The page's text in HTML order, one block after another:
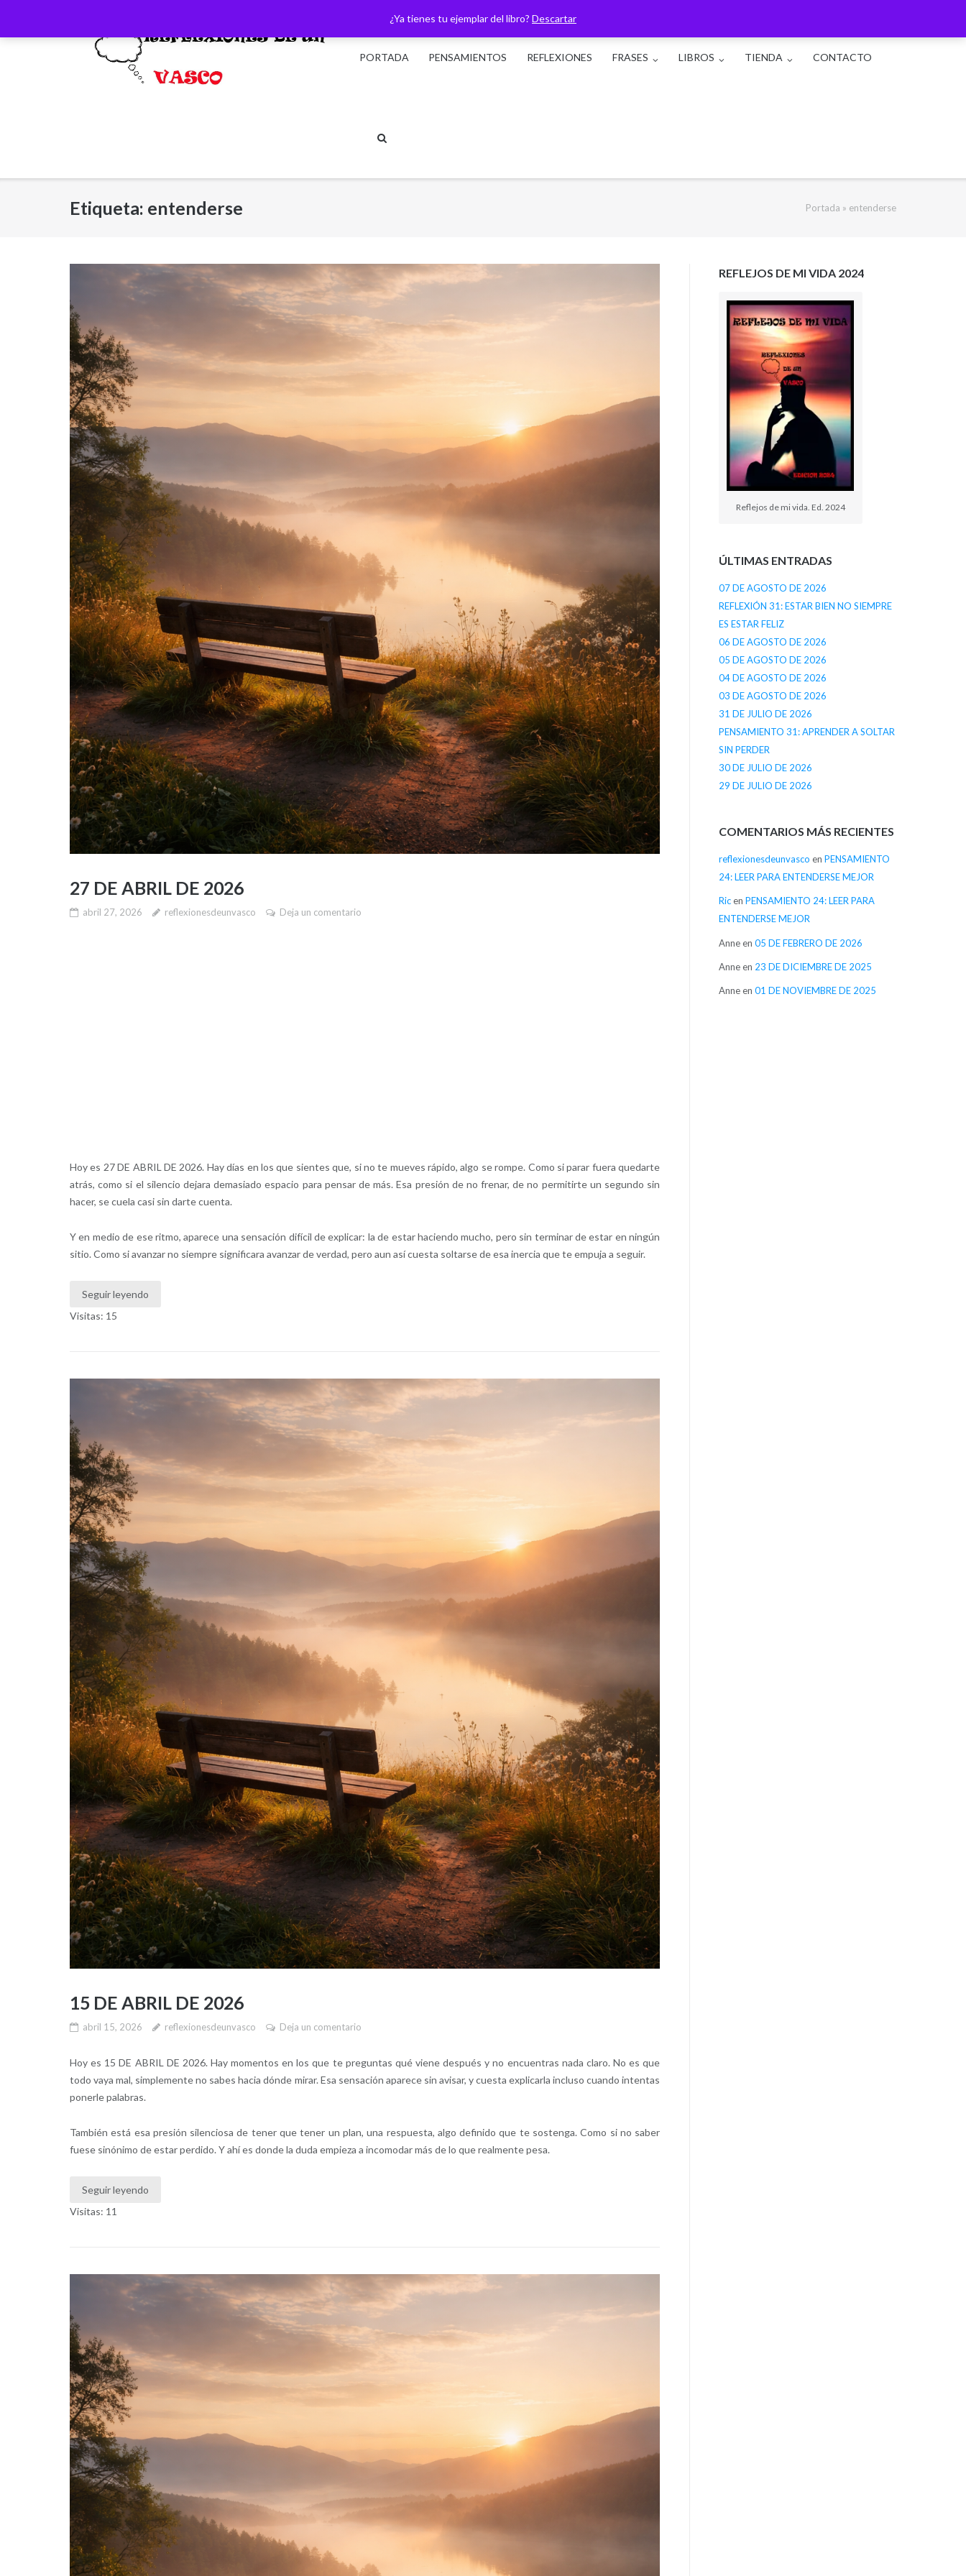
¿Ya tienes tu ejemplar del libro? Descartar
PORTADA
PENSAMIENTOS REFLEXIONES FRASES LIBROS TIENDA CONTACTO
Etiqueta: entenderse Portada » entenderse
27 DE ABRIL DE 2026
abril 27, 2026 reflexionesdeunvasco Deja un comentario
Hoy es 27 DE ABRIL DE 2026. Hay días en los que sientes que, si no te mueves rápido, algo se rompe. Como si parar fuera quedarte
atrás, como si el silencio dejara demasiado espacio para pensar de más. Esa presión de no frenar, de no permitirte un segundo sin
hacer, se cuela casi sin darte cuenta.
Y en medio de ese ritmo, aparece una sensación difícil de explicar: la de estar haciendo mucho, pero sin terminar de estar en ningún
sitio. Como si avanzar no siempre significara avanzar de verdad, pero aun así cuesta soltarse de esa inercia que te empuja a seguir.
Seguir leyendo
Visitas: 15
15 DE ABRIL DE 2026
abril 15, 2026 reflexionesdeunvasco Deja un comentario
Hoy es 15 DE ABRIL DE 2026. Hay momentos en los que te preguntas qué viene después y no encuentras nada claro. No es que
todo vaya mal, simplemente no sabes hacia dónde mirar. Esa sensación aparece sin avisar, y cuesta explicarla incluso cuando intentas
ponerle palabras.
También está esa presión silenciosa de tener que tener un plan, una respuesta, algo definido que te sostenga. Como si no saber
fuese sinónimo de estar perdido. Y ahí es donde la duda empieza a incomodar más de lo que realmente pesa.
Seguir leyendo
Visitas: 11
REFLEJOS DE MI VIDA 2024
Reflejos de mi vida. Ed. 2024
ÚLTIMAS ENTRADAS
07 DE AGOSTO DE 2026
REFLEXIÓN 31: ESTAR BIEN NO SIEMPRE
ES ESTAR FELIZ
06 DE AGOSTO DE 2026
05 DE AGOSTO DE 2026
04 DE AGOSTO DE 2026
03 DE AGOSTO DE 2026
31 DE JULIO DE 2026
PENSAMIENTO 31: APRENDER A SOLTAR
SIN PERDER
30 DE JULIO DE 2026
29 DE JULIO DE 2026
COMENTARIOS MÁS RECIENTES
reflexionesdeunvasco en PENSAMIENTO
24: LEER PARA ENTENDERSE MEJOR
Ricen PENSAMIENTO 24: LEER PARA
ENTENDERSE MEJOR
Anneen 05 DE FEBRERO DE 2026
Anneen 23 DE DICIEMBRE DE 2025
Anneen 01 DE NOVIEMBRE DE 2025